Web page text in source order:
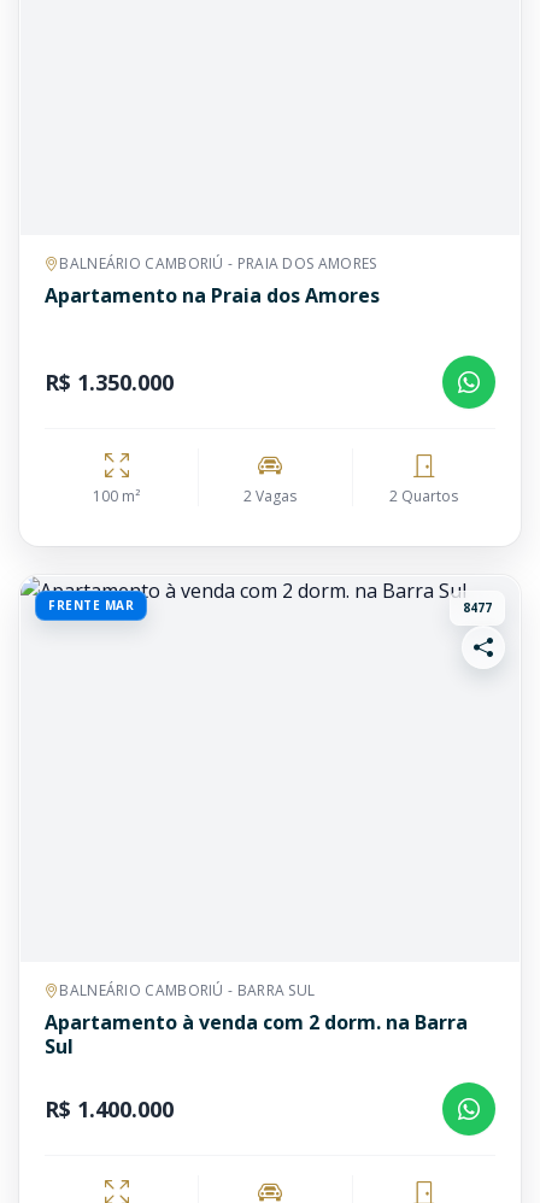
BALNEÁRIO CAMBORIÚ - PRAIA DOS AMORES
Apartamento na Praia dos Amores
R$ 1.350.000
100 m² 2 Vagas 2 Quartos
FRENTE MAR 8477
BALNEÁRIO CAMBORIÚ - BARRA SUL
Apartamento à venda com 2 dorm. na Barra
Sul
R$ 1.400.000